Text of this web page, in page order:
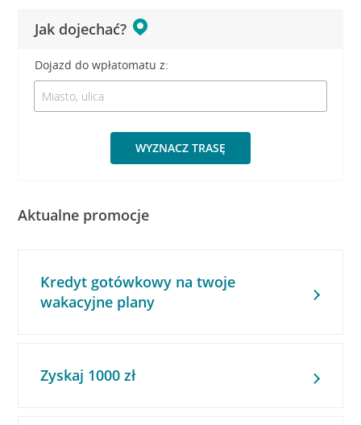
Jak dojechać?
Dojazd do wpłatomatu z:
WYZNACZ TRASĘ
Aktualne promocje
Kredyt gotówkowy na twoje
wakacyjne plany
Zyskaj 1000 zł